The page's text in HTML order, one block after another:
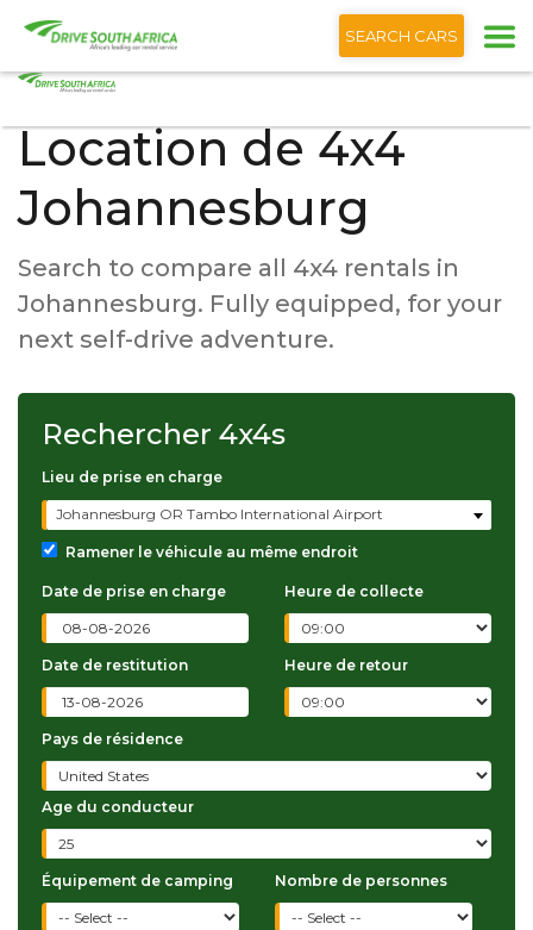
Français
SEARCH CARS
Location de 4x4
Johannesburg
Search to compare all 4x4 rentals in
Johannesburg. Fully equipped, for your
next self-drive adventure.
Rechercher 4x4s
Lieu de prise en charge
Johannesburg OR Tambo International Airport
Ramener le véhicule au même endroit
Date de prise en charge Heure de collecte
Date de restitution Heure de retour
Pays de résidence
Age du conducteur
Équipement de camping Nombre de personnes